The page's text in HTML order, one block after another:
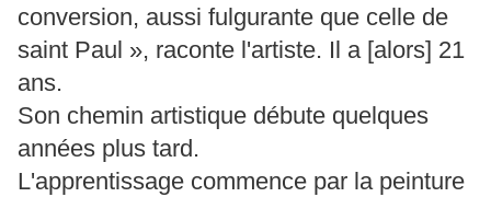
conversion, aussi fulgurante que celle de
saint Paul », raconte l'artiste. Il a [alors] 21
ans.
Son chemin artistique débute quelques
années plus tard.
L'apprentissage commence par la peinture